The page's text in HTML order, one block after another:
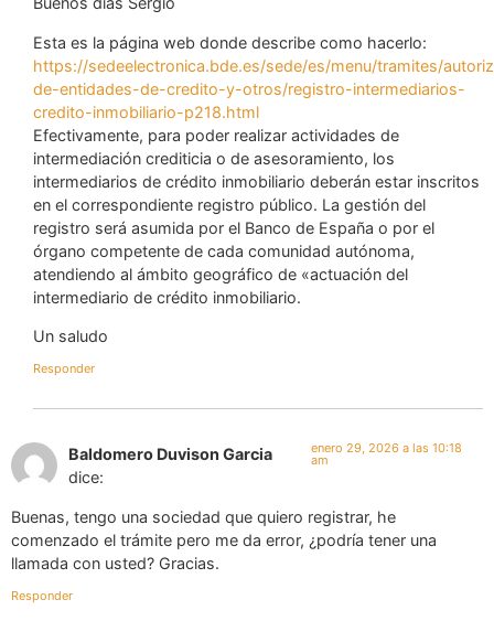
Esta es la página web donde describe como hacerlo:
https://sedeelectronica.bde.es/sede/es/menu/tramites/
de-entidades-de-credito-y-otros/registro-intermediarios-
credito-inmobiliario-p218.html
Efectivamente, para poder realizar actividades de
intermediación crediticia o de asesoramiento, los
intermediarios de crédito inmobiliario deberán estar inscritos
en el correspondiente registro público. La gestión del
registro será asumida por el Banco de España o por el
órgano competente de cada comunidad autónoma,
atendiendo al ámbito geográfico de «actuación del
intermediario de crédito inmobiliario.
Un saludo
Responder
Baldomero Duvison Garcia
dice:
enero 29, 2026 a las 10:18
am
Buenas, tengo una sociedad que quiero registrar, he
comenzado el trámite pero me da error, ¿podría tener una
llamada con usted? Gracias.
Responder